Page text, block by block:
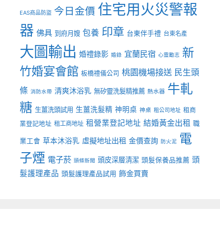
EAS商品防盜 今日金價 住宅用火災警報
器 佛具 到府月嫂 包養 印章 台東伴手禮 台東名產
大圖輸出 婚禮錄影 婚錄 宜蘭民宿 心靈勵志 新
竹婚宴會館 板橋禮儀公司 桃園機場接送 民生頭
條 消防水帶 清爽沐浴乳 無矽靈洗髮精推薦 熱水器 牛軋
糖 生薑洗頭試用 生薑洗髮精 神明桌 神桌 租公司地址 租商
業登記地址 租工商地址 租營業登記地址 結婚黃金出租 職
業工會 草本沐浴乳 虛擬地址出租 金價查詢 防火泥
電
子煙 電子菸 頭條新聞 頭皮深層清潔 頭髮保養品推薦 頭
髮護理產品 頭髮護理產品試用 飾金買賣